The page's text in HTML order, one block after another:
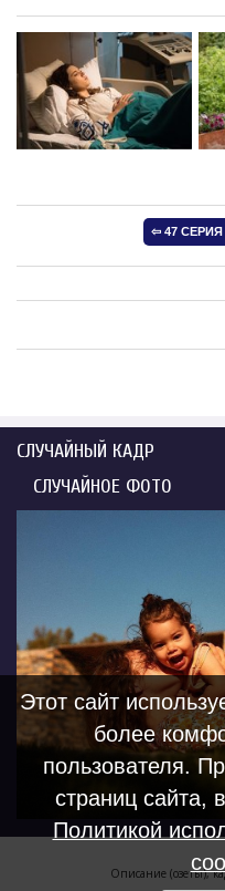
СЛУЧАЙНЫЙ КАДР
СЛУЧАЙНОЕ ФОТО
Описание (озеты),
Этот сайт
более
пользователя.
страниц сайта,
Политикой